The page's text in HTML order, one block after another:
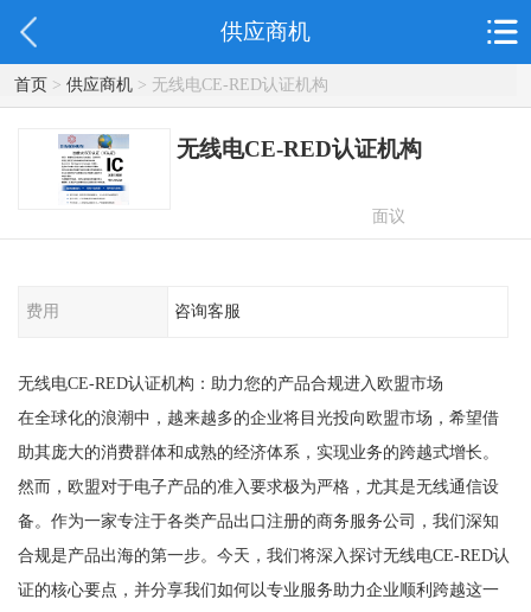
供应商机
首页> 供应商机> 无线电CE-RED认证机构
无线电CE-RED认证机构
面议
费用 咨询客服
无线电CE-RED认证机构：助力您的产品合规进入欧盟市场
在全球化的浪潮中，越来越多的企业将目光投向欧盟市场，希望借
助其庞大的消费群体和成熟的经济体系，实现业务的跨越式增长。
然而，欧盟对于电子产品的准入要求极为严格，尤其是无线通信设
备。作为一家专注于各类产品出口注册的商务服务公司，我们深知
合规是产品出海的第一步。今天，我们将深入探讨无线电CE-RED认
证的核心要点，并分享我们如何以专业服务助力企业顺利跨越这一